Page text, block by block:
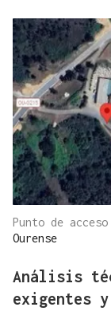
Punto de
Ourense
Análisis
exigentes